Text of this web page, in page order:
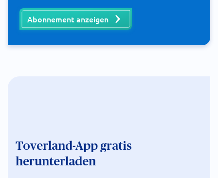
Abonnement anzeigen
Toverland-App gratis
herunterladen